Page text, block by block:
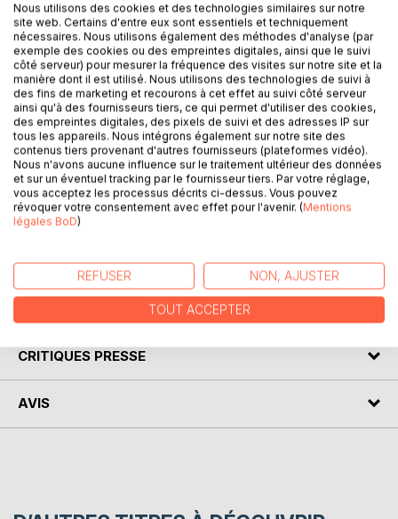
DESCRIPTION
À la suite d'un étrange cauchemar, la vie de Gwenvael
bascule. Contraint de fuir l'orphelinat où il vit depuis
toujours, le jeune homme tente de donner un sens aux
mystérieuses paroles prononcées par le directeur de
l'institut juste avant son départ : « Trouve Calypso ».
Lorsqu'il est attaqué par une horde d'hommes des bois et
capturé par un redoutable guerrier, Gwenvael comprend
qu'il a franchi les portes d'un autre monde.
CRITIQUES PRESSE
AVIS
Nous utilisons des cookies et des technologies similaires sur notre
site web. Certains d'entre eux sont essentiels et techniquement
nécessaires. Nous utilisons également des méthodes d'analyse (par
exemple des cookies ou des empreintes digitales, ainsi que le suivi
côté serveur) pour mesurer la fréquence des visites sur notre site et la
manière dont il est utilisé. Nous utilisons des technologies de suivi à
des fins de marketing et recourons à cet effet au suivi côté serveur
ainsi qu'à des fournisseurs tiers, ce qui permet d'utiliser des cookies,
des empreintes digitales, des pixels de suivi et des adresses IP sur
tous les appareils. Nous intégrons également sur notre site des
contenus tiers provenant d'autres fournisseurs (plateformes vidéo).
Nous n'avons aucune influence sur le traitement ultérieur des données
et sur un éventuel tracking par le fournisseur tiers. Par votre réglage,
vous acceptez les processus décrits ci-dessus. Vous pouvez
révoquer votre consentement avec effet pour l'avenir. (Mentions
légales BoD)
REFUSER NON, AJUSTER
TOUT ACCEPTER